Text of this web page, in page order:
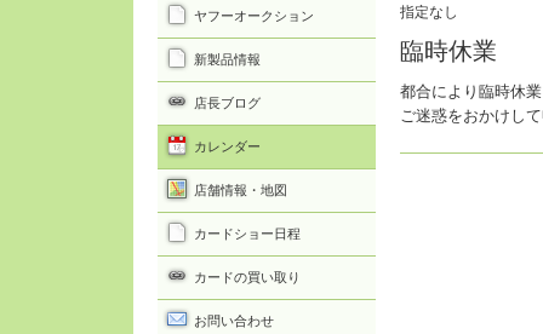
指定なし
臨時休業
都合により臨時休
ご迷惑をおかけし
ヤフーオークション
新製品情報
店長ブログ
カレンダー
店舗情報・地図
カードショー日程
カードの買い取り
お問い合わせ